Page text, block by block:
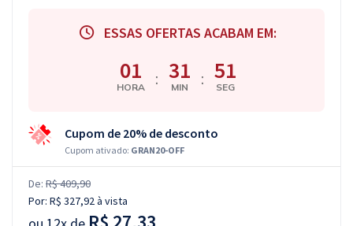
ESSAS OFERTAS ACABAM EM:
01
HORA : 31
MIN : 50
SEG
Cupom de 20% de desconto
Cupom ativado: GRAN20-OFF
De: R$ 409,90
Por: R$ 327,92à vista